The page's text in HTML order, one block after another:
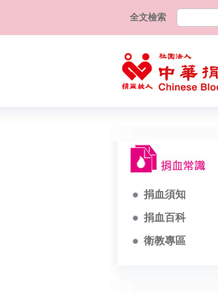
全文檢索
捐血須知
捐血百科
衛教專區